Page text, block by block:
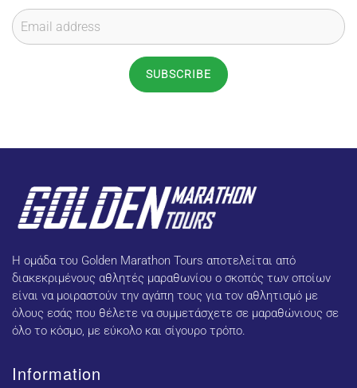
SUBSCRIBE
Η ομάδα του Golden Marathon Tours αποτελείται από
διακεκριμένους αθλητές μαραθωνίου ο σκοπός των οποίων
είναι να μοιραστούν την αγάπη τους για τον αθλητισμό με
όλους εσάς που θέλετε να συμμετάσχετε σε μαραθώνιους σε
όλο το κόσμο, με εύκολο και σίγουρο τρόπο.
Information